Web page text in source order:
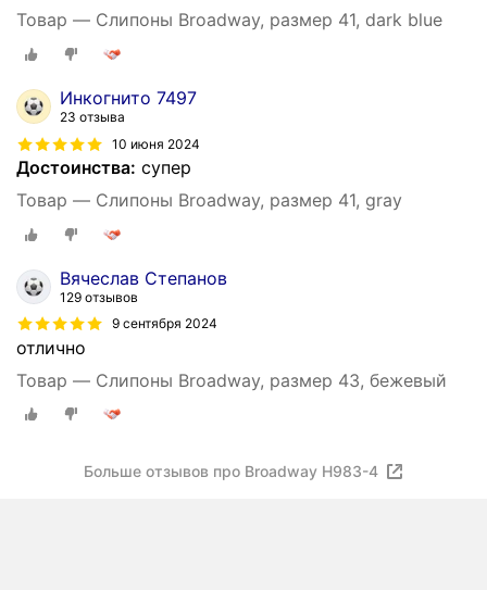
Товар — Слипоны Broadway, размер 41, dark blue
Инкогнито 7497
23 отзыва
10 июня 2024
Достоинства: супер
Товар — Слипоны Broadway, размер 41, gray
Вячеслав Степанов
129 отзывов
9 сентября 2024
отлично
Товар — Слипоны Broadway, размер 43, бежевый
Больше отзывов про Broadway H983-4